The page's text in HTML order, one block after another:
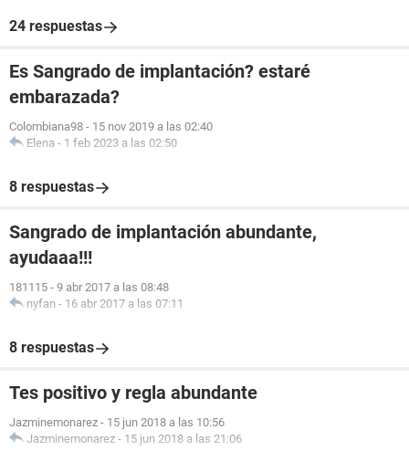
24 respuestas
Es Sangrado de implantación? estaré
embarazada?
Colombiana98 - 15 nov 2019 a las 02:40
Elena - 1 feb 2023 a las 02:50
8 respuestas
Sangrado de implantación abundante,
ayudaaa!!!
181115 - 9 abr 2017 a las 08:48
nyfan - 16 abr 2017 a las 07:11
8 respuestas
Tes positivo y regla abundante
Jazminemonarez - 15 jun 2018 a las 10:56
Jazminemonarez - 15 jun 2018 a las 21:06